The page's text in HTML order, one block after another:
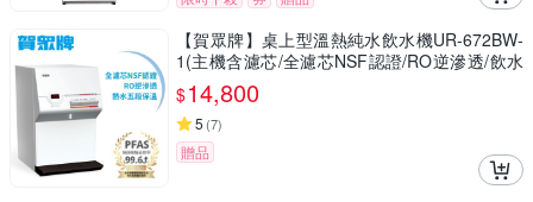
【賀眾牌】桌上型溫熱純水飲水機UR-672BW-
1(主機含濾芯/全濾芯NSF認證/RO逆滲透/飲水
設備/原廠服務/基本安裝)
$14,800
5 (7)
贈品